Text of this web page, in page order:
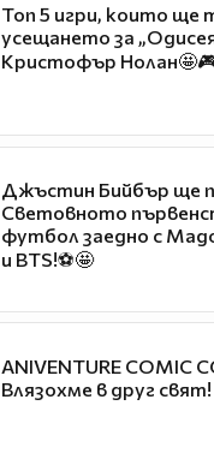
Топ 5 игри, които ще
усещането за
Кристофър
Джъстин Бийбър ще
Световното
футбол заедно с
и BTS!⚽🤩
ANIVENTURE COMIC
Влязохме в друг свят!